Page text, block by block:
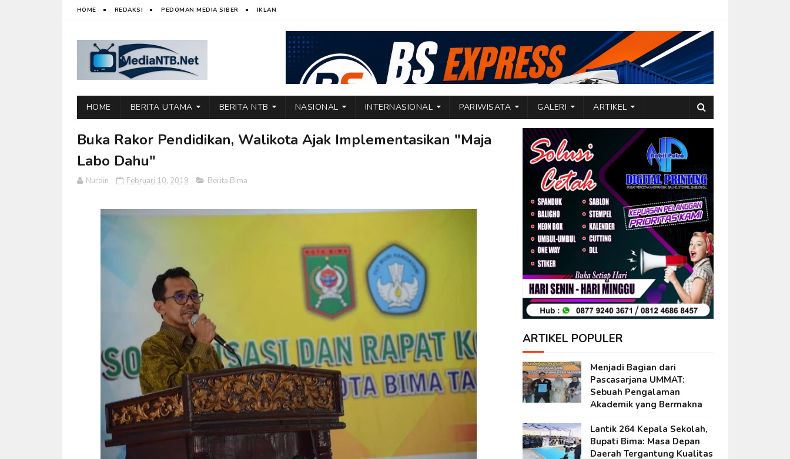
HOME REDAKSI PEDOMAN MEDIA SIBER IKLAN
HOME BERITA UTAMA BERITA NTB NASIONAL INTERNASIONAL PARIWISATA GALERI ARTIKEL
Buka Rakor Pendidikan, Walikota Ajak Implementasikan "Maja
Labo Dahu"
Nurdin Februari 10, 2019 Berita Bima
ARTIKEL POPULER
Menjadi Bagian dari
Pascasarjana UMMAT:
Sebuah Pengalaman
Akademik yang Bermakna
Lantik 264 Kepala Sekolah,
Bupati Bima: Masa Depan
Daerah Tergantung Kualitas